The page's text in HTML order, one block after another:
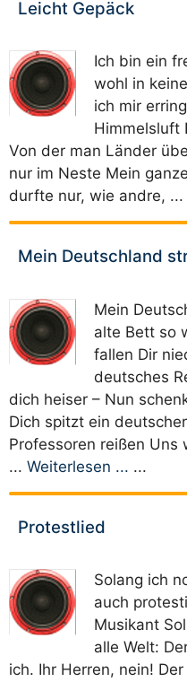
Leicht Gepäck
Ich bin ein
wohl in
ich mir
Himmelsluft
Von der man Länder
nur im Neste Mein
durfte nur, wie andre, ...
Mein Deutschland
Mein
alte Bett so
fallen Dir
deutsches
dich heiser – Nun
Dich spitzt ein
Professoren reißen Uns
... Weiterlesen ... ...
Protestlied
Solang ich
auch
Musikant
alle Welt:
ich. Ihr Herren, nein!